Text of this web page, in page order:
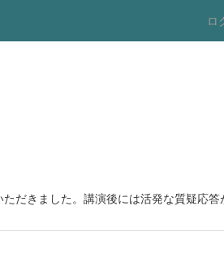
ロ
だきました。講演後には活発な質疑応答